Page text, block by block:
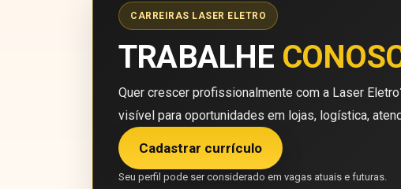
CARREIRAS LASER ELETRO
TRABALHE
Quer crescer profissionalmente com a Laser
visível para oportunidades em lojas, logística,
Cadastrar currículo
Seu perfil pode ser considerado em vagas atuais e futuras.